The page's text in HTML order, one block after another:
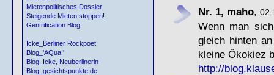
Mietenpolitisches Dossier
Steigende Mieten stoppen!
Gentrification Blog
Icke_Berliner Rockpoet
Blog_'AQua!'
Blog_Icke, Neuberlinerin
Blog_gesichtspunkte.de
Nr. 1, maho,
Wenn man
gleich hinten
kleine Ökokiez
http://